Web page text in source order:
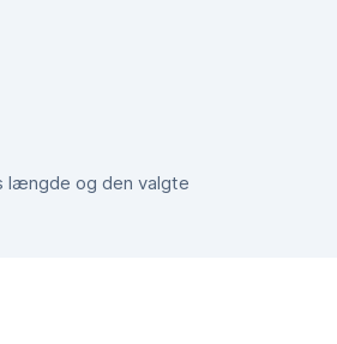
længde og den valgte